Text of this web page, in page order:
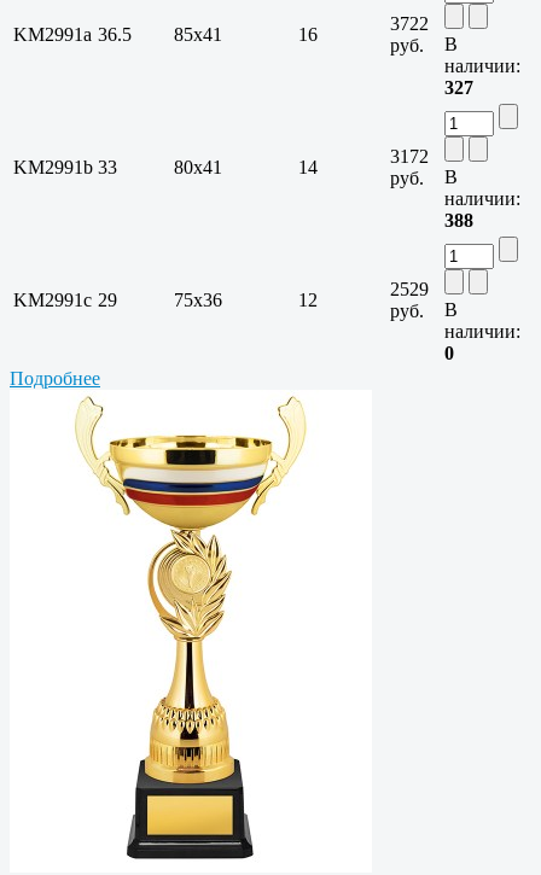
KM2991a 36.5 85х41 16
3722
руб.
В
наличии:
327
KM2991b 33 80х41 14
3172
руб.
В
наличии:
388
KM2991c 29 75х36 12
2529
руб.
В
наличии:
0
Подробнее